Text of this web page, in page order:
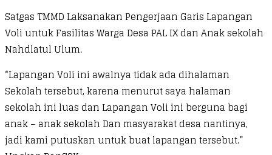
Satgas TMMD Laksanakan Pengerjaan Garis Lapangan
Voli untuk Fasilitas Warga Desa PAL IX dan Anak sekolah
Nahdlatul Ulum.
“Lapangan Voli ini awalnya tidak ada dihalaman
Sekolah tersebut, karena menurut saya halaman
sekolah ini luas dan Lapangan Voli ini berguna bagi
anak – anak sekolah Dan masyarakat desa nantinya,
jadi kami putuskan untuk buat lapangan tersebut.”